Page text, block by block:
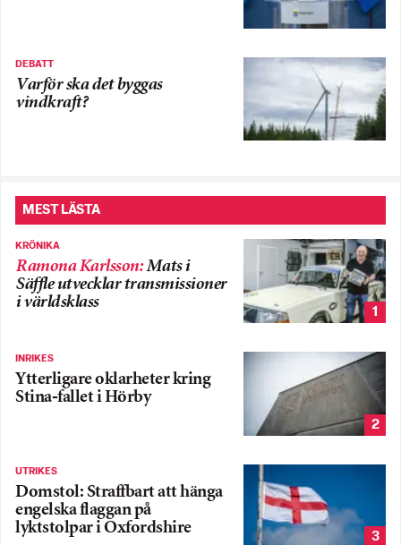
DEBATT
Varför ska det byggas
vindkraft?
MEST LÄSTA
KRÖNIKA
Ramona Karlsson:Mats i
Säffle utvecklar transmissioner
i världsklass
1
INRIKES
Ytterligare oklarheter kring
Stina-fallet i Hörby
2
UTRIKES
Domstol: Straffbart att hänga
engelska flaggan på
lyktstolpar i Oxfordshire
3